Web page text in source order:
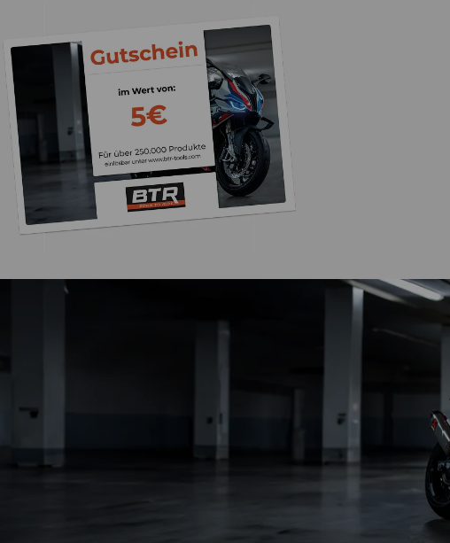
Bestellvorgang war
und der Versand ging flott
26.07. bestellt und am
geliefert. Die
entspricht genau der
Beschreibung und
hervorragend. Absolute